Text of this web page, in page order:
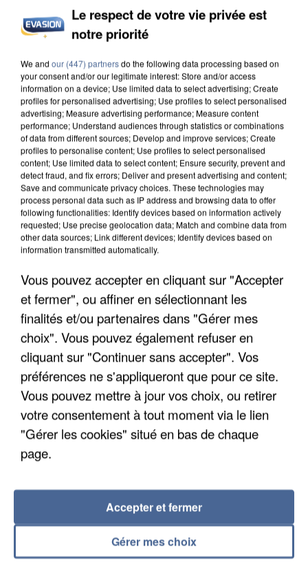
DE SOLIDARITÉ AVEC LES...
APRÈS TOUTES CES CANICULES, LES REFUGES
DE FAUNE SAUVAGE SONT...
Le respect de votre vie privée est
notre priorité
We and our (447) partnersdo the following data processing based on
your consent and/or our legitimate interest: Store and/or access
information on a device; Use limited data to select advertising; Create
profiles for personalised advertising; Use profiles to select personalised
advertising; Measure advertising performance; Measure content
performance; Understand audiences through statistics or combinations
of data from different sources; Develop and improve services; Create
profiles to personalise content; Use profiles to select personalised
content; Use limited data to select content; Ensure security, prevent and
detect fraud, and fix errors; Deliver and present advertising and content;
Save and communicate privacy choices. These technologies may
process personal data such as IP address and browsing data to offer
following functionalities: Identify devices based on information actively
requested; Use precise geolocation data; Match and combine data from
other data sources; Link different devices; Identify devices based on
information transmitted automatically.
Vous pouvez accepter en cliquant sur "Accepter
et fermer", ou affiner en sélectionnant les
finalités et/ou partenaires dans "Gérer mes
choix". Vous pouvez également refuser en
cliquant sur "Continuer sans accepter". Vos
préférences ne s'appliqueront que pour ce site.
Vous pouvez mettre à jour vos choix, ou retirer
votre consentement à tout moment via le lien
"Gérer les cookies" situé en bas de chaque
page.
Gérer mes choix
Accepter et fermer